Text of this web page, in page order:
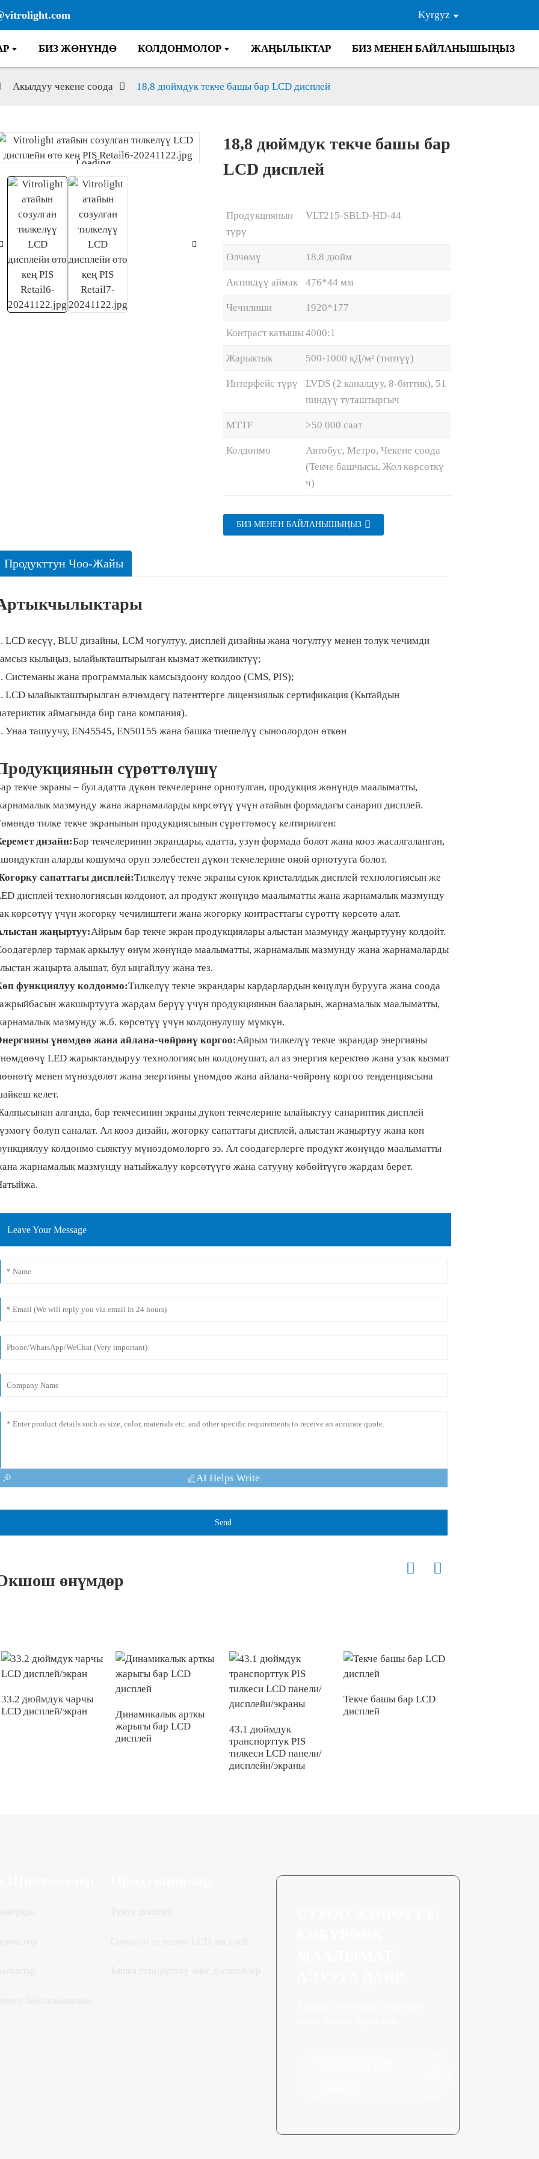
Kyrgyz
БИЗ ЖӨНҮНДӨ КОЛДОНМОЛОР ЖАҢЫЛЫКТАР БИЗ МЕНЕН БАЙЛАНЫШЫҢЫЗ
Акылдуу чекене соода 18,8 дюймдук текче башы бар LCD дисплей
Loading...
Loading... Loading...
Loading...
18,8 дюймдук текче башы бар
LCD дисплей
Продукциянын
түрү
VLT215-SBLD-HD-44
Өлчөмү 18,8 дюйм
Активдүү аймак 476*44 мм
Чечилиши 1920*177
Контраст катышы4000:1
Жарыктык 500-1000 кД/м² (типтүү)
Интерфейс түрү
LVDS (2 каналдуу, 8-биттик), 51
пиндүү туташтыргыч
MTTF >50 000 саат
Колдонмо
Автобус, Метро, ​​Чекене соода
(Текче башчысы, Жол көрсөткү
ч)
БИЗ МЕНЕН БАЙЛАНЫШЫҢЫЗ
Продукттун Чоо-Жайы
LCD кесүү, BLU дизайны, LCM чогултуу, дисплей дизайны жана чогултуу менен толук чечимди
кылыңыз, ылайыкташтырылган кызмат жеткиликтүү;
Системаны жана программалык камсыздоону колдоо (CMS, PIS);
LCD ылайыкташтырылган өлчөмдөгү патенттерге лицензиялык сертификация (Кытайдын
аймагында бир гана компания).
Унаа ташуучу, EN45545, EN50155 жана башка тиешелүү сыноолордон өткөн
сүрөттөлүшү
текче экраны – бул адатта дүкөн текчелерине орнотулган, продукция жөнүндө маалыматты,
мазмунду жана жарнамаларды көрсөтүү үчүн атайын формадагы санарип дисплей.
тилке текче экранынын продукциясынын сүрөттөмөсү келтирилген:
дизайн:Бар текчелеринин экрандары, адатта, узун формада болот жана кооз жасалгаланган,
аларды кошумча орун ээлебестен дүкөн текчелерине оңой орнотууга болот.
сапаттагы дисплей:Тилкелүү текче экраны суюк кристаллдык дисплей технологиясын же
дисплей технологиясын колдонот, ал продукт жөнүндө маалыматты жана жарнамалык мазмунду
көрсөтүү үчүн жогорку чечилиштеги жана жогорку контрасттагы сүрөттү көрсөтө алат.
жаңыртуу:Айрым бар текче экран продукциялары алыстан мазмунду жаңыртууну колдойт.
тармак аркылуу өнүм жөнүндө маалыматты, жарнамалык мазмунду жана жарнамаларды
жаңырта алышат, бул ыңгайлуу жана тез.
функциялуу колдонмо:Тилкелүү текче экрандары кардарлардын көңүлүн бурууга жана соода
жакшыртууга жардам берүү үчүн продукциянын бааларын, жарнамалык маалыматты,
мазмунду ж.б. көрсөтүү үчүн колдонулушу мүмкүн.
үнөмдөө жана айлана-чөйрөнү коргоо:Айрым тилкелүү текче экрандар энергияны
LED жарыктандыруу технологиясын колдонушат, ал аз энергия керектөө жана узак кызмат
менен мүнөздөлөт жана энергияны үнөмдөө жана айлана-чөйрөнү коргоо тенденциясына
келет.
алганда, бар текчесинин экраны дүкөн текчелерине ылайыктуу санариптик дисплей
болуп саналат. Ал кооз дизайн, жогорку сапаттагы дисплей, алыстан жаңыртуу жана көп
колдонмо сыяктуу мүнөздөмөлөргө ээ. Ал соодагерлерге продукт жөнүндө маалыматты
жарнамалык мазмунду натыйжалуу көрсөтүүгө жана сатууну көбөйтүүгө жардам берет.
Leave Your Message
AI Helps Write
Send
өнүмдөр
33.2 дюймдук чарчы
LCD дисплей/экран
Динамикалык арткы
жарыгы бар LCD
дисплей
43.1 дюймдук
транспорттук PIS
тилкеси LCD панели/
дисплейи/экраны
Текче башы бар LCD
дисплей